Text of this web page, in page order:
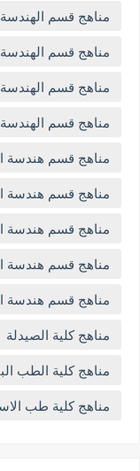
مناهج قسم الهندسة
مناهج قسم الهندسة
مناهج قسم الهندسة
مناهج قسم الهندسة
مناهج قسم هندسة
مناهج قسم هندسة
مناهج قسم هندسة
مناهج قسم هندسة
مناهج قسم هندسة
مناهج كلية الصيدلة
مناهج كلية الطب
مناهج كلية طب